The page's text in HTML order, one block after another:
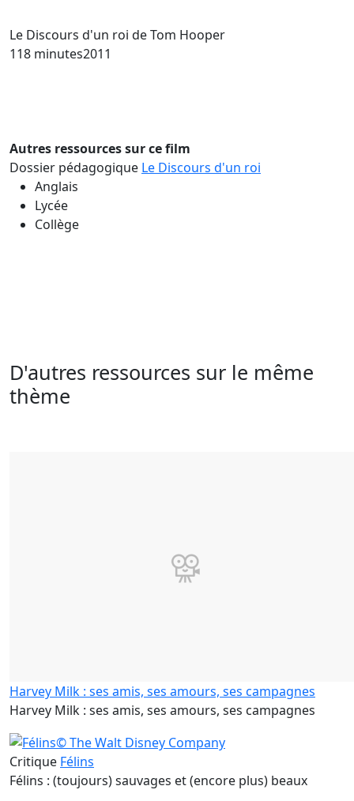
Le Discours d'un roi de Tom Hooper
118 minutes2011
Autres ressources sur ce film
Dossier pédagogique Le Discours d'un roi
Anglais
Lycée
Collège
D'autres ressources sur le même
thème
Harvey Milk : ses amis, ses amours, ses campagnes
Harvey Milk : ses amis, ses amours, ses campagnes
Critique Félins
Félins : (toujours) sauvages et (encore plus) beaux